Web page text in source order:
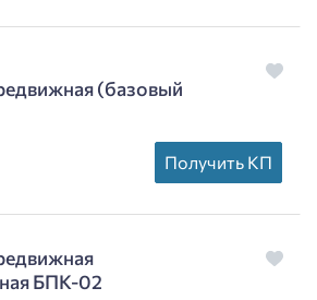
(базовый
Получить КП
БПК-02